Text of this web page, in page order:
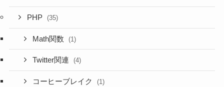
PHP (35)
Math関数 (1)
Twitter関連 (4)
コーヒーブレイク (1)